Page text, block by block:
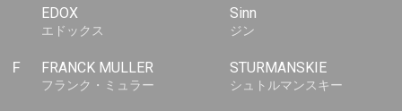
EDOX
エドックス
F FRANCK MULLER
フランク・ミュラー
Sinn
ジン
STURMANSKIE
シュトルマンスキー